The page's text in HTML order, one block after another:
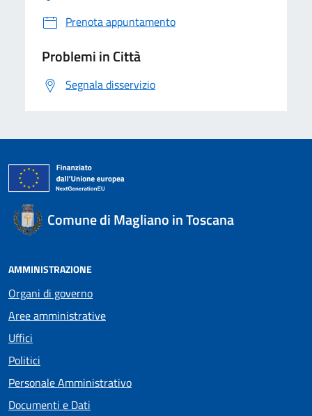
Prenota appuntamento
Problemi in Città
Segnala disservizio
Comune di Magliano in Toscana
AMMINISTRAZIONE
Organi di governo
Aree amministrative
Uffici
Politici
Personale Amministrativo
Documenti e Dati